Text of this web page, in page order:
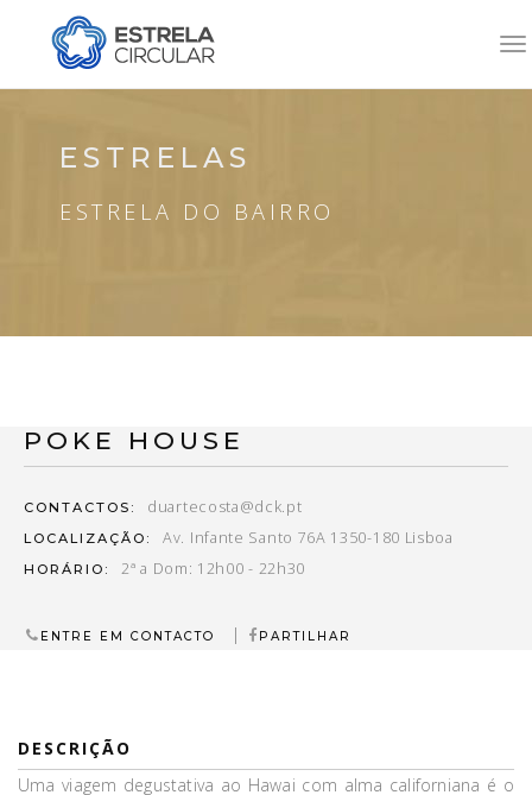
ESTRELAS
ESTRELA DO BAIRRO
POKE HOUSE
CONTACTOS: duartecosta@dck.pt
LOCALIZAÇÃO: Av. Infante Santo 76A 1350-180 Lisboa
HORÁRIO: 2ª a Dom: 12h00 - 22h30
ENTRE EM CONTACTO | PARTILHAR
DESCRIÇÃO
Uma viagem degustativa ao Hawai com alma californiana é o